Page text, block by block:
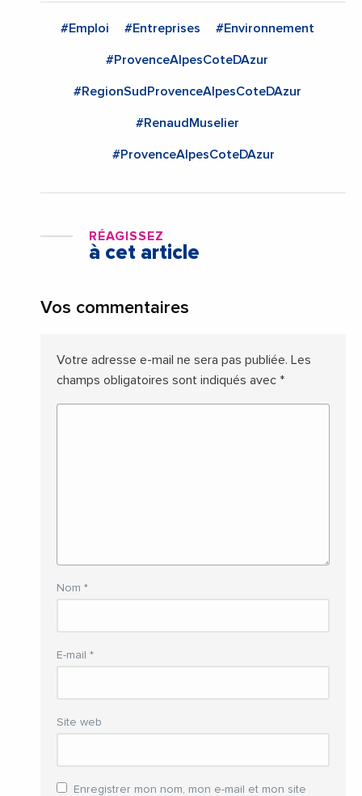
#Emploi #Entreprises #Environnement
#ProvenceAlpesCoteDAzur
#RegionSudProvenceAlpesCoteDAzur
#RenaudMuselier
#ProvenceAlpesCoteDAzur
RÉAGISSEZ
à cet article
Vos commentaires
Votre adresse e-mail ne sera pas publiée. Les
champs obligatoires sont indiqués avec *
Nom *
E-mail *
Site web
Enregistrer mon nom, mon e-mail et mon site